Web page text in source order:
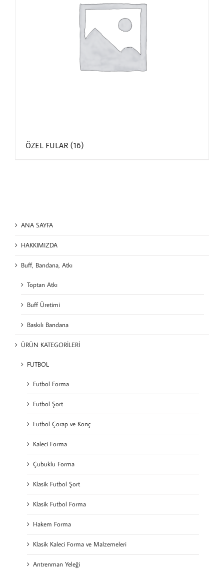
ÖZEL FULAR (16)
ANA SAYFA
HAKKIMIZDA
Buff, Bandana, Atkı
Toptan Atkı
Buff Üretimi
Baskılı Bandana
ÜRÜN KATEGORİLERİ
FUTBOL
Futbol Forma
Futbol Şort
Futbol Çorap ve Konç
Kaleci Forma
Çubuklu Forma
Klasik Futbol Şort
Klasik Futbol Forma
Hakem Forma
Klasik Kaleci Forma ve Malzemeleri
Antrenman Yeleği